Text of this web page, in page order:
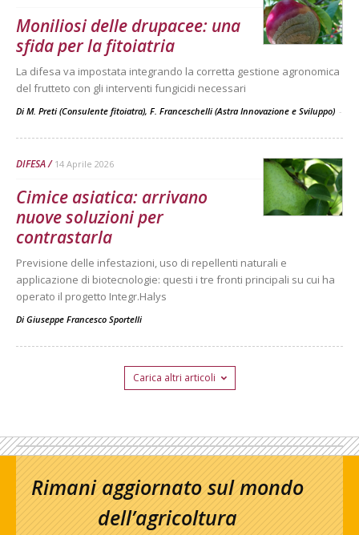
Moniliosi delle drupacee: una
sfida per la fitoiatria
La difesa va impostata integrando la corretta gestione agronomica
del frutteto con gli interventi fungicidi necessari
Di M. Preti (Consulente fitoiatra), F. Franceschelli (Astra Innovazione e Sviluppo) -
DIFESA 14 Aprile 2026
Cimice asiatica: arrivano
nuove soluzioni per
contrastarla
Previsione delle infestazioni, uso di repellenti naturali e
applicazione di biotecnologie: questi i tre fronti principali su cui ha
operato il progetto Integr.Halys
Di Giuseppe Francesco Sportelli
Carica altri articoli
Rimani aggiornato sul mondo
dell’agricoltura